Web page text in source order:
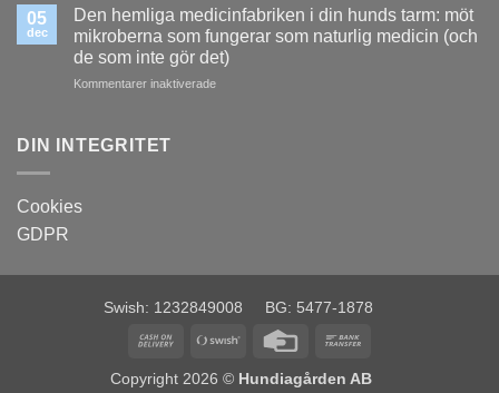
vad
det?
05
dec
Den hemliga medicinfabriken i din hunds tarm: möt
mikroberna som fungerar som naturlig medicin (och
de som inte gör det)
Kommentarer inaktiveradeför
som
som
medicin
de
DIN INTEGRITET
Cookies
GDPR
Swish: 1232849008 BG: 5477-1878
Cash
Delivery
Swish
Credit
Copyright 2026 © Hundiagården AB